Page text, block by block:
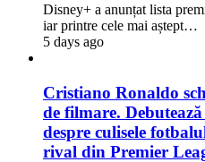
Disney+ a anunțat lista
iar printre cele mai aștept…
5 days ago
Cristiano Ronaldo
de filmare.
despre culisele
rival din Premier